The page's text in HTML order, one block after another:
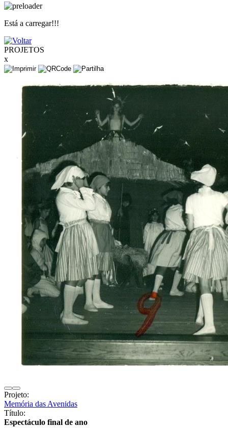
Está a carregar!!!
PROJETOS
x
Projeto:
Memória das Avenidas
Título:
Espectáculo final de ano